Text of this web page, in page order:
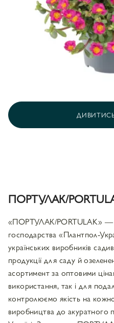
ПОРТУЛАК/
«ПОРТУЛАК/PORTULAK» —
господарства «Плантпол-
українських виробників
продукції для саду й
асортимент за оптовими
використання, так і для
контролюємо якість на
виробництва до акуратного